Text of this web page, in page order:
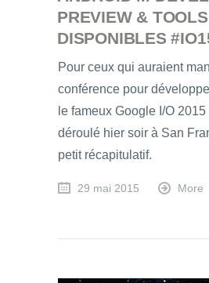
PREVIEW & TOOLS
DISPONIBLES
Pour ceux qui auraient
conférence pour
le fameux Google I/O
déroulé hier soir à San
petit récapitulatif.
29 mai 2015 More